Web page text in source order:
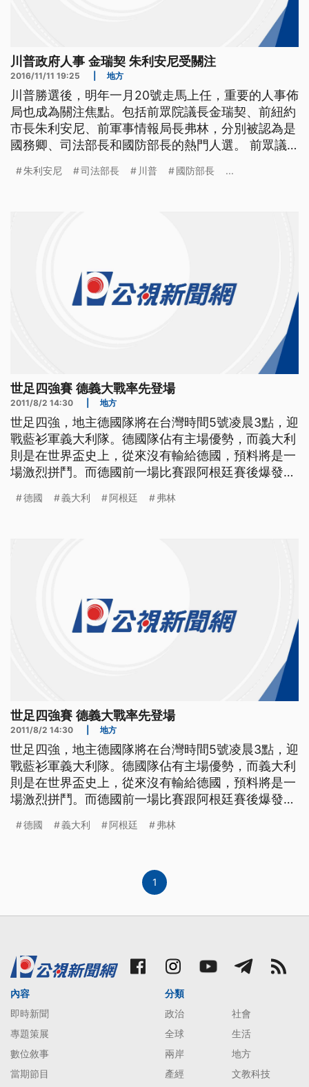
川普政府人事 金瑞契 朱利安尼受關注
2016/11/11 19:25 地方
川普勝選後，明年一月20號走馬上任，重要的人事佈
局也成為關注焦點。包括前眾院議長金瑞契、前紐約
市長朱利安尼、前軍事情報局長弗林，分別被認為是
國務卿、司法部長和國防部長的熱門人選。 前眾議
是因為他真對我們關切的問題說實話 政壇消失一段
朱利安尼 司法部長 川普 國防部長 ...
世足四強賽 德義大戰率先登場
2011/8/2 14:30 地方
世足四強，地主德國隊將在台灣時間5號凌晨3點，迎
戰藍衫軍義大利隊。德國隊佔有主場優勢，而義大利
則是在世界盃史上，從來沒有輸給德國，預料將是一
場激烈拼鬥。而德國前一場比賽跟阿根廷賽後爆發肢
林斯揮拳在先，被判罰禁賽兩場。 根據國際足總的
德國 義大利 阿根廷 弗林
世足四強賽 德義大戰率先登場
2011/8/2 14:30 地方
世足四強，地主德國隊將在台灣時間5號凌晨3點，迎
戰藍衫軍義大利隊。德國隊佔有主場優勢，而義大利
則是在世界盃史上，從來沒有輸給德國，預料將是一
場激烈拼鬥。而德國前一場比賽跟阿根廷賽後爆發肢
林斯揮拳在先，被判罰禁賽兩場。 根據國際足總的
德國 義大利 阿根廷 弗林
1
內容
即時新聞
專題策展
數位敘事
當期節目
分類
政治
社會
全球
生活
兩岸
地方
產經
文教科技